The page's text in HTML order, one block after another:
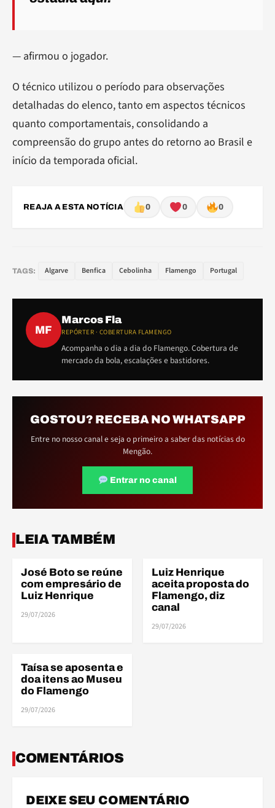
— afirmou o jogador.
O técnico utilizou o período para observações
detalhadas do elenco, tanto em aspectos técnicos
quanto comportamentais, consolidando a
compreensão do grupo antes do retorno ao Brasil e
início da temporada oficial.
REAJA A ESTA NOTÍCIA 0 0 0
TAGS: Algarve Benfica Cebolinha Flamengo Portugal
MF
Marcos Fla
REPÓRTER · COBERTURA FLAMENGO
Acompanha o dia a dia do Flamengo. Cobertura de
mercado da bola, escalações e bastidores.
GOSTOU? RECEBA NO WHATSAPP
Entre no nosso canal e seja o primeiro a saber das notícias do
Mengão.
Entrar no canal
LEIA TAMBÉM
ELE
ELENCO
José Boto se reúne
com empresário de
Luiz Henrique
29/07/2026
ELENCO
Luiz Henrique
aceita proposta do
Flamengo, diz
canal
29/07/2026
ELENCO
Taísa se aposenta e
doa itens ao Museu
do Flamengo
29/07/2026
COMENTÁRIOS
DEIXE SEU COMENTÁRIO